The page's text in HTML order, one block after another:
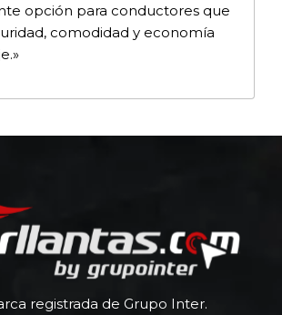
opción para conductores que
comodidad y economía
registrada de Grupo Inter.